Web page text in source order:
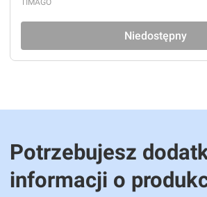
Niedostępny
Potrzebujesz
informacji o